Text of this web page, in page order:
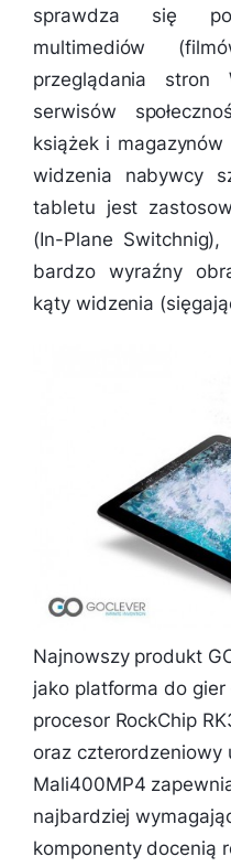
sprawdza się
multimediów
przeglądania
serwisów
książek i
widzenia nabywcy
tabletu jest
(In-Plane Switchnig),
bardzo wyraźny
kąty widzenia
Najnowszy produkt
jako platforma do
procesor RockChip
oraz czterordzeniowy
Mali400MP4
najbardziej
komponenty docenią